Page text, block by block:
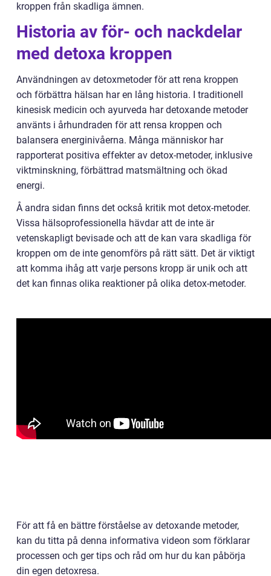
kroppen från skadliga ämnen.
Historia av för- och nackdelar
med detoxa kroppen
Användningen av detoxmetoder för att rena kroppen
och förbättra hälsan har en lång historia. I traditionell
kinesisk medicin och ayurveda har detoxande metoder
använts i århundraden för att rensa kroppen och
balansera energinivåerna. Många människor har
rapporterat positiva effekter av detox-metoder, inklusive
viktminskning, förbättrad matsmältning och ökad
energi.
Å andra sidan finns det också kritik mot detox-metoder.
Vissa hälsoprofessionella hävdar att de inte är
vetenskapligt bevisade och att de kan vara skadliga för
kroppen om de inte genomförs på rätt sätt. Det är viktigt
att komma ihåg att varje persons kropp är unik och att
det kan finnas olika reaktioner på olika detox-metoder.
För att få en bättre förståelse av detoxande metoder,
kan du titta på denna informativa videon som förklarar
processen och ger tips och råd om hur du kan påbörja
din egen detoxresa.